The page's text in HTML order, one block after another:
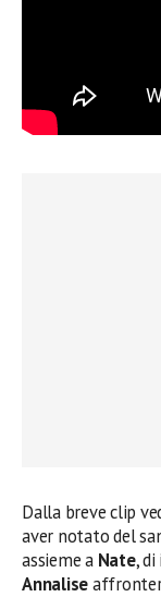
Dalla breve clip
aver notato del
assieme a Nate,
Annalise